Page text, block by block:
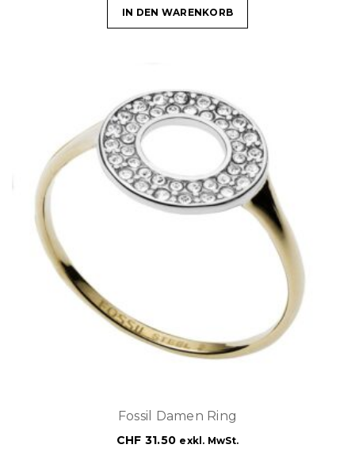
IN DEN WARENKORB
Fossil Damen Ring
CHF 31.50 exkl. MwSt.